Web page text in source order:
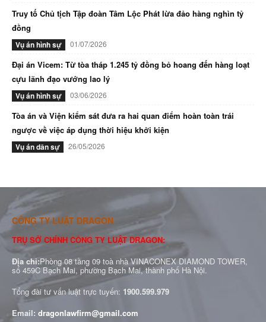
Truy tố Chủ tịch Tập đoàn Tâm Lộc Phát lừa đảo hàng nghìn tỷ
đồng
Vụ án hình sự 01/07/2026
Đại án Vicem: Từ tòa tháp 1.245 tỷ đồng bỏ hoang đến hàng loạt
cựu lãnh đạo vướng lao lý
Vụ án hình sự 03/06/2026
Tòa án và Viện kiểm sát đưa ra hai quan điểm hoàn toàn trái
ngược về việc áp dụng thời hiệu khởi kiện
Vụ án dân sự 26/05/2026
CÔNG TY LUẬT DRAGON
TRỤ SỞ CHÍNH CÔNG TY LUẬT DRAGON:
Địa chỉ:Phòng 08 tầng 09 toà nhà VINACONEX DIAMOND TOWER,
số 459C Bạch Mai, phường Bạch Mai, thành phố Hà Nội.
Tổng đài tư vấn luật trực tuyến: 1900.599.979
Email: dragonlawfirm@gmail.com